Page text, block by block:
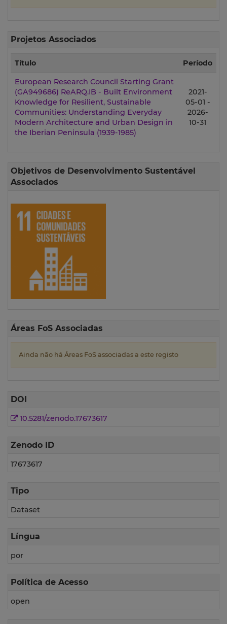
Projetos Associados
Título Período
European Research Council Starting Grant
(GA949686) ReARQ.IB - Built Environment
Knowledge for Resilient, Sustainable
Communities: Understanding Everyday
Modern Architecture and Urban Design in
the Iberian Peninsula (1939-1985)
2021-
05-01 -
2026-
10-31
Objetivos de Desenvolvimento Sustentável
Associados
Áreas FoS Associadas
Ainda não há Áreas FoS associadas a este registo
DOI
10.5281/zenodo.17673617
Zenodo ID
17673617
Tipo
Dataset
Língua
por
Política de Acesso
open